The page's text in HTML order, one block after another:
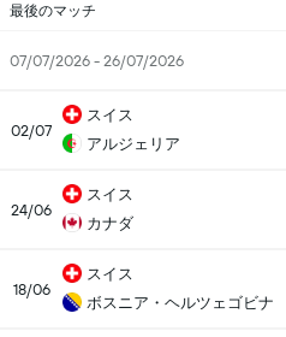
最後のマッチ
07/07/2026 - 26/07/2026
02/07
スイス
アルジェリア
24/06
スイス
カナダ
18/06
スイス
ボスニア・ヘルツェゴビナ